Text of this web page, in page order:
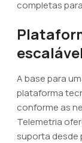
completas
A base para
plataforma
conforme as
Telemetria
suporta desde